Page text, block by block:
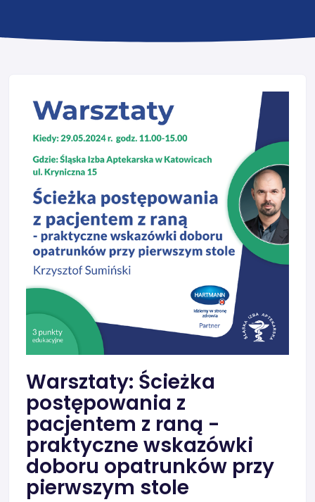
Warsztaty: Ścieżka
postępowania z
pacjentem z raną -
praktyczne wskazówki
doboru opatrunków przy
pierwszym stole